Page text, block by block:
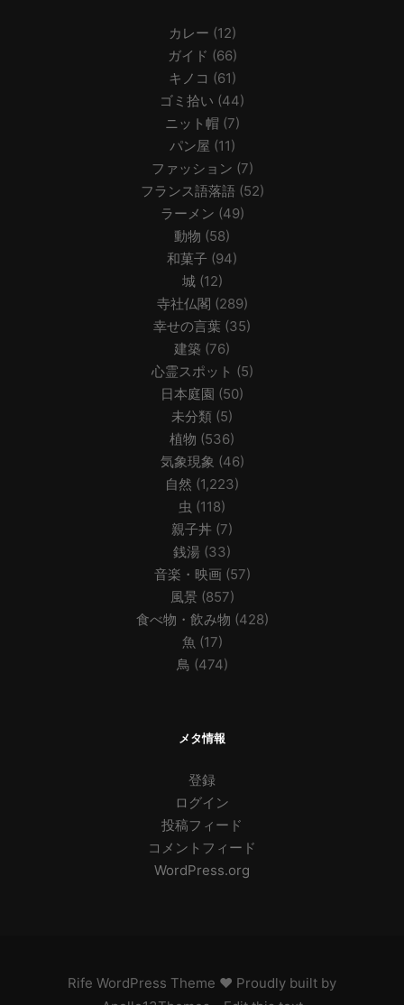
カレー (12)
ガイド (66)
キノコ (61)
ゴミ拾い (44)
ニット帽 (7)
パン屋 (11)
ファッション (7)
フランス語落語 (52)
ラーメン (49)
動物 (58)
和菓子 (94)
城(12)
寺社仏閣 (289)
幸せの言葉 (35)
建築 (76)
心霊スポット (5)
日本庭園 (50)
未分類 (5)
植物 (536)
気象現象 (46)
自然 (1,223)
虫 (118)
親子丼 (7)
銭湯 (33)
音楽・映画 (57)
風景(857)
食べ物・飲み物 (428)
魚 (17)
鳥 (474)
メタ情報
登録
ログイン
投稿フィード
コメントフィード
WordPress.org
Rife WordPress Theme ♥ Proudly built by